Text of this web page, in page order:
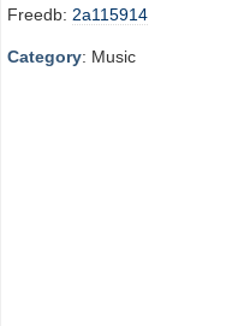
Freedb: 2a115914
Category: Music